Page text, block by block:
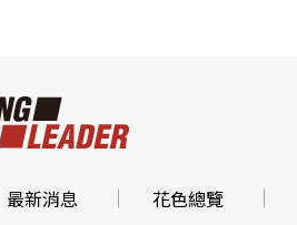
最新消息
花色總覽